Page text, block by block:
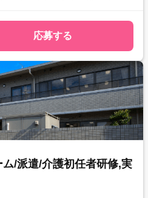
応募する
/派遣/介護初任者研修,実